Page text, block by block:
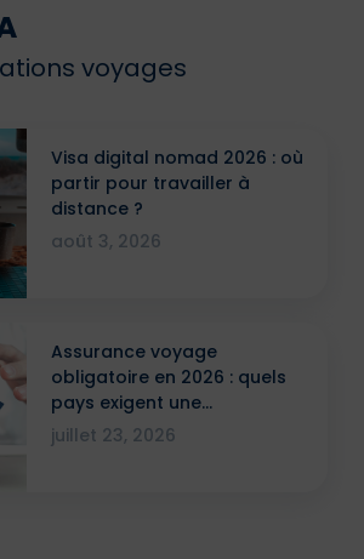
voyages
Visa digital nomad 2026 : où
partir pour travailler à
distance ?
août 3, 2026
Assurance voyage
obligatoire en 2026 : quels
pays exigent une
attestation ?
juillet 23, 2026